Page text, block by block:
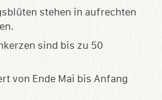
stehen in aufrechten
sind bis zu 50
von Ende Mai bis Anfang